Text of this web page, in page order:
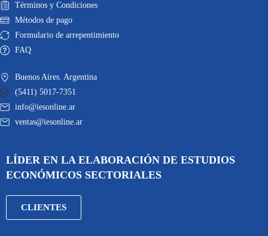
Términos y Condiciones
Métodos de pago
Formulario de arrepentimiento
FAQ
Buenos Aires. Argentina
(5411) 5017-7351
info@iesonline.ar
ventas@iesonline.ar
LÍDER EN LA ELABORACIÓN DE ESTUDIOS
ECONÓMICOS SECTORIALES
CLIENTES